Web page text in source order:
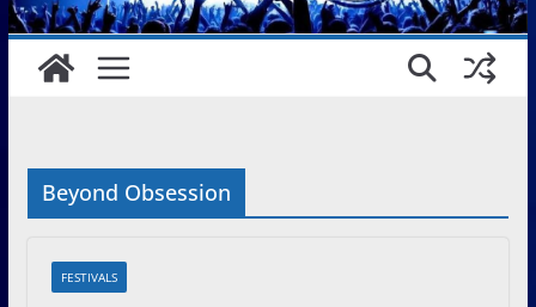
Beyond Obsession
FESTIVALS